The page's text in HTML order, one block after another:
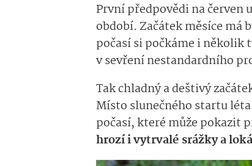
První předpovědi na červen
období. Začátek měsíce má
počasí si počkáme i několik
v sevření nestandardního
Tak chladný a deštivý
Místo slunečného startu
počasí, které může pokazit
hrozí i vytrvalé srážky a